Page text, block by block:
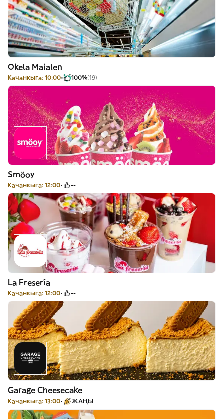
Okela Maialen
Качанкыга: 10:00 100%(19)
Smöoy
Качанкыга: 12:00 --
La Fresería
Качанкыга: 12:00 --
Garage Cheesecake
Качанкыга: 13:00 ЖАҢЫ